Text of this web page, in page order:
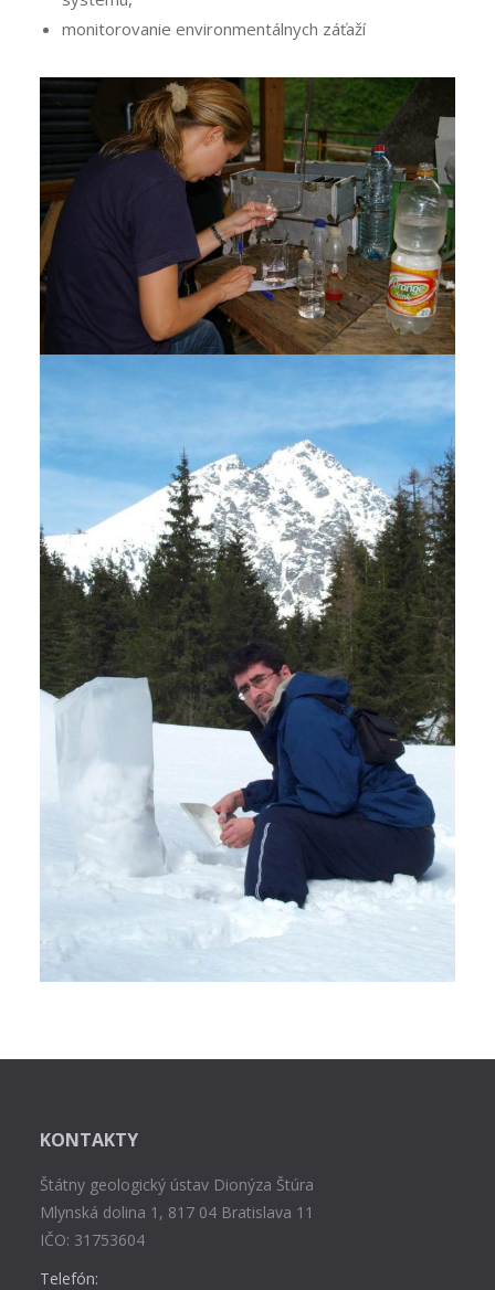
monitorovanie environmentálnych záťaží
KONTAKTY
Štátny geologický ústav Dionýza Štúra
Mlynská dolina 1, 817 04 Bratislava 11
IČO: 31753604
Telefón: